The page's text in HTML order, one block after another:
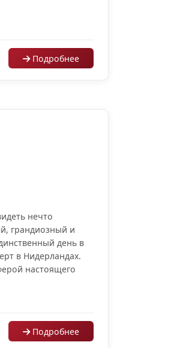
Подробнее
нечто
грандиозный и
день в
в Нидерландах.
настоящего
Подробнее